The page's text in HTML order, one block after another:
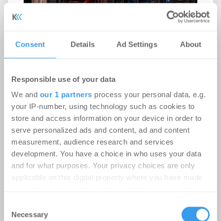
Consent Details Ad Settings About
Responsible use of your data
We and our 1 partners process your personal data, e.g.
your IP-number, using technology such as cookies to
store and access information on your device in order to
serve personalized ads and content, ad and content
measurement, audience research and services
development. You have a choice in who uses your data
and for what purposes. Your privacy choices are only
applicable on this digital property where you have made
the Privacy trigger icon.
Selection
Necessary
Rekordhitze setzt Rechenzentren
unter Druck
31.07.2026
Anhaltende Hitze wird zum Risiko für
Rechenzentren: Steigende Außentemperaturen
und immer leistungsfähigere IT-Systeme treiben
den ...
Ingeborg-Warschke-Nachwuchspreis